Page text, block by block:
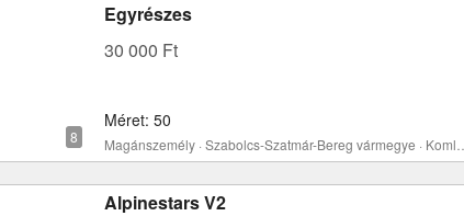
Egyrészes
30 000 Ft
Méret: 50
Alpinestars V2